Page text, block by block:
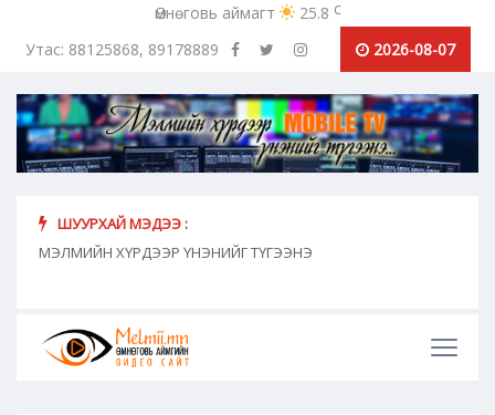
Өмнөговь аймагт 25.8 c
Утас: 88125868, 89178889
2026-08-07
ШУУРХАЙ МЭДЭЭ :
МЭЛМИЙН ХҮРДЭЭР ҮНЭНИЙГ ТҮГЭЭНЭ